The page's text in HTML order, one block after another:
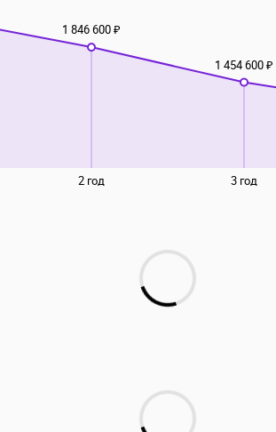
2 год 3 год
1 846 600 ₽
1 454 600 ₽